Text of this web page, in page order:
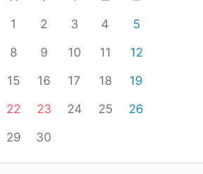
1 2 3 4
5
8 9 10 11
12
15 16 17 18
19
22 23 24 25
26
29 30